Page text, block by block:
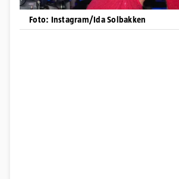
Foto: Instagram/Ida Solbakken